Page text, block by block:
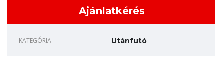
Ajánlatkérés
KATEGÓRIA Utánfutó